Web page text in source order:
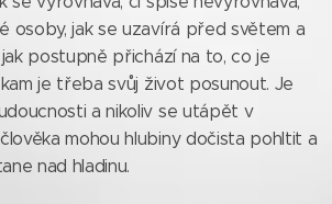
osoby, jak se uzavírá před světem a
postupně přichází na to, co je
je třeba svůj život posunout. Je
a nikoliv se utápět v
mohou hlubiny dočista pohltit a
nad hladinu.